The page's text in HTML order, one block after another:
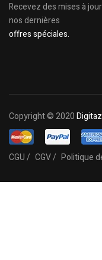
Recevez des mises à
nos dernières
offres spéciales.
Copyright © 2020Digitaz
CGU / CGV / Politique